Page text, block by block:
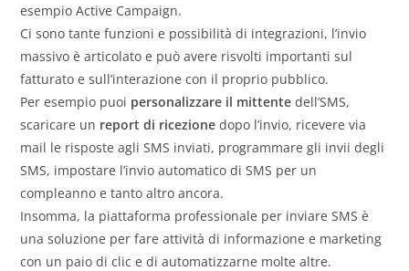
esempio Active Campaign.
Ci sono tante funzioni e possibilità di integrazioni, l’invio
massivo è articolato e può avere risvolti importanti sul
fatturato e sull’interazione con il proprio pubblico.
Per esempio puoi personalizzare il mittente dell’SMS,
scaricare un report di ricezione dopo l’invio, ricevere via
mail le risposte agli SMS inviati, programmare gli invii degli
SMS, impostare l’invio automatico di SMS per un
compleanno e tanto altro ancora.
Insomma, la piattaforma professionale per inviare SMS è
una soluzione per fare attività di informazione e marketing
con un paio di clic e di automatizzarne molte altre.